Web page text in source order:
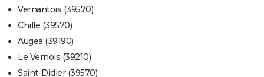
Vernantois (39570)
Chille (39570)
Augea (39190)
Le Vernois (39210)
Saint-Didier (39570)